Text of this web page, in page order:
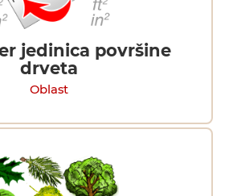
jedinica površine
drveta
Oblast